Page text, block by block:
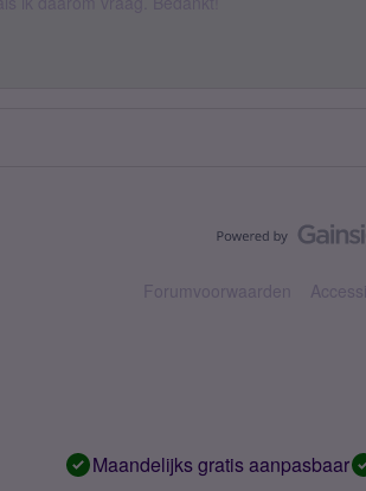
Forumvoorwaarden
Maandelijks gratis aanpasbaar